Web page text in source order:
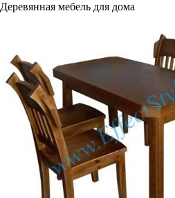
Деревянная мебель для дома